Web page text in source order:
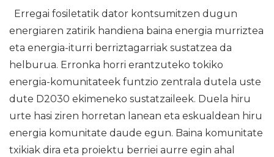
Erregai fosiletatik dator kontsumitzen dugun
energiaren zatirik handiena baina energia murriztea
eta energia-iturri berriztagarriak sustatzea da
helburua. Erronka horri erantzuteko tokiko
energia-komunitateek funtzio zentrala dutela uste
dute D2030 ekimeneko sustatzaileek. Duela hiru
urte hasi ziren horretan lanean eta eskualdean hiru
energia komunitate daude egun. Baina komunitate
txikiak dira eta proiektu berriei aurre egin ahal